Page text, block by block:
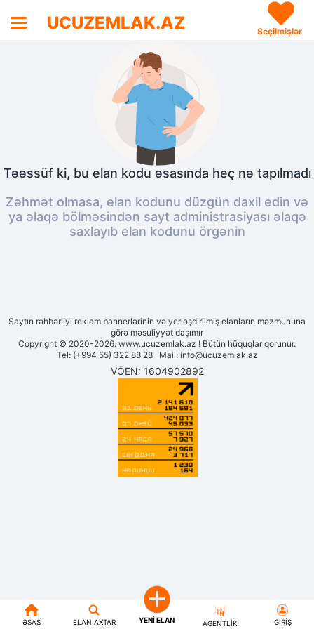
UCUZEMLAK.AZ Seçilmişlər
Təəssüf ki, bu elan kodu əsasında heç nə tapılmadı
Zəhmət olmasa, elan kodunu düzgün daxil edin və
ya əlaqə bölməsindən sayt administrasiyası əlaqə
saxlayıb elan kodunu örgənin
ƏSAS ELAN AXTAR YENI ELAN AGENTLIK GIRIŞ
Saytın rəhbərliyi reklam bannerlərinin və yerləşdirilmiş elanların məzmununa
görə məsuliyyət daşımır
Copyright © 2020-2026. www.ucuzemlak.az ! Bütün hüquqlar qorunur.
Tel: (+994 55) 322 88 28 Mail: info@ucuzemlak.az
VÖEN: 1604902892